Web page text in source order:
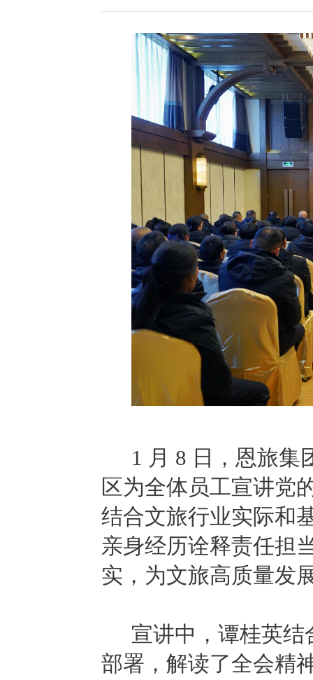
1 月 8 日，恩旅集
区为全体员工宣讲党
结合文旅行业实际和
亲身经历诠释责任担
实，为文旅高质量发
宣讲中，谭桂英
部署，解读了全会精